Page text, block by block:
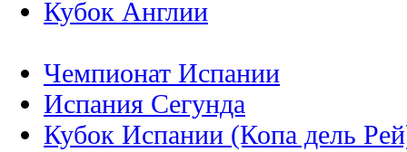
Кубок Англии
Чемпионат Испании
Испания Сегунда
Кубок Испании (Копа дель